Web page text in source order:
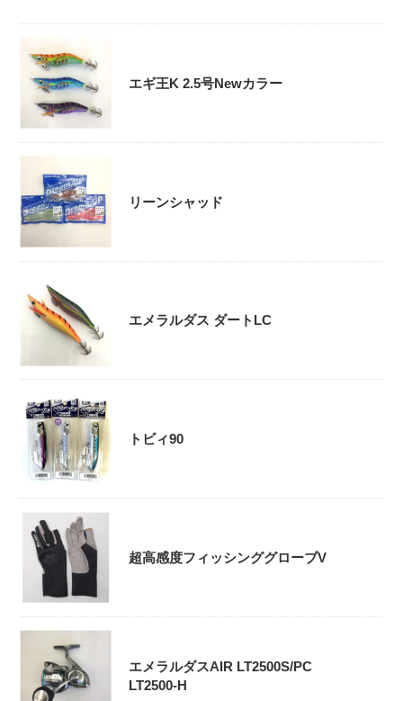
エギ王K 2.5号Newカラー
リーンシャッド
エメラルダス ダートLC
トビィ90
超高感度フィッシンググローブV
エメラルダスAIR LT2500S/PC
LT2500-H